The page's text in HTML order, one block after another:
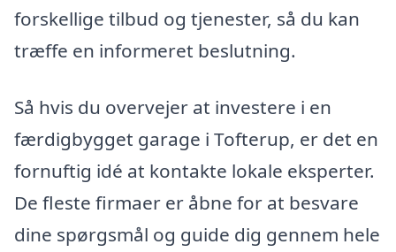
forskellige tilbud og tjenester, så du kan
træffe en informeret beslutning.
Så hvis du overvejer at investere i en
færdigbygget garage i Tofterup, er det en
fornuftig idé at kontakte lokale eksperter.
De fleste firmaer er åbne for at besvare
dine spørgsmål og guide dig gennem hele